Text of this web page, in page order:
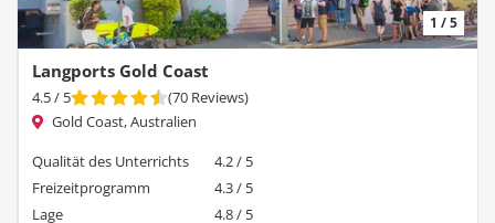
1 / 5
Langports Gold Coast
4.5/ 5 (70 Reviews)
Gold Coast, Australien
Qualität des Unterrichts
4.2 / 5
Freizeitprogramm
4.3 / 5
Lage
4.8 / 5